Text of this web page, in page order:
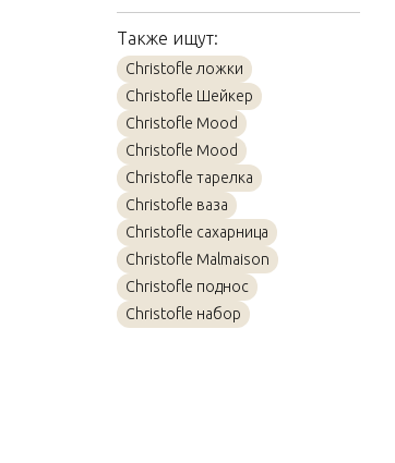
Также ищут:
Christofle ложки
Christofle Шейкер
Christofle Mood
Christofle Mood
Christofle тарелка
Christofle ваза
Christofle сахарница
Christofle Malmaison
Christofle поднос
Christofle набор